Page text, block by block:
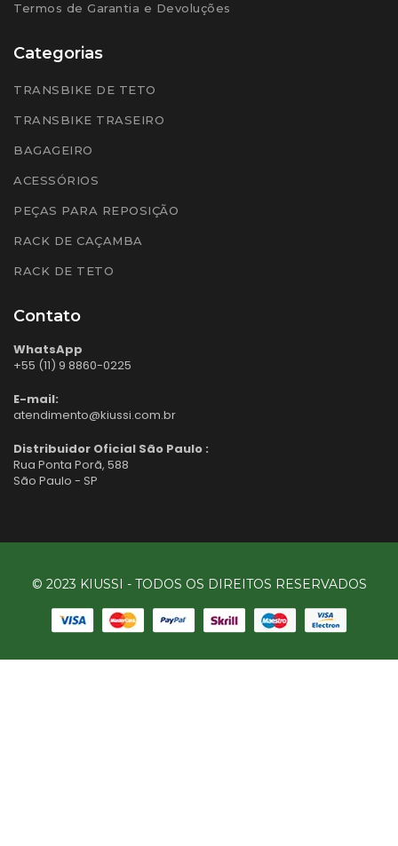
Termos de Garantia e Devoluções
Categorias
TRANSBIKE DE TETO
TRANSBIKE TRASEIRO
BAGAGEIRO
ACESSÓRIOS
PEÇAS PARA REPOSIÇÃO
RACK DE CAÇAMBA
RACK DE TETO
Contato
WhatsApp
+55 (11) 9 8860-0225
E-mail:
atendimento@kiussi.com.br
Distribuidor Oficial São Paulo :
Rua Ponta Porã, 588
São Paulo - SP
© 2023 KIUSSI - TODOS OS DIREITOS RESERVADOS